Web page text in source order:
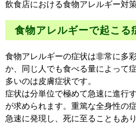
飲食店における食物アレルギー対
食物アレルギーで起こる
食物アレルギーの症状は非常に多
か、同じ人でも食べる量によって
多いのは皮膚症状です。
症状は分単位で極めて急速に進行
が求められます。重篤な全身性の
急速に発現し、死に至ることもあり